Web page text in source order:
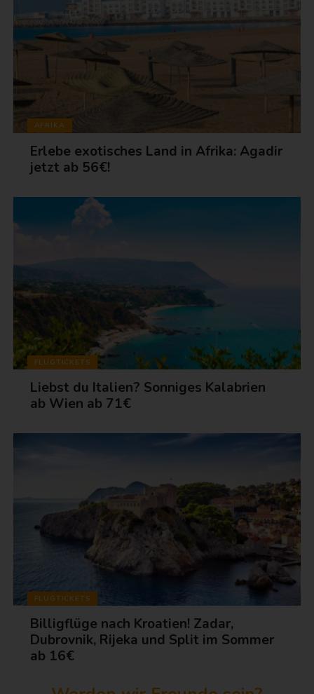
AFRIKA
Erlebe exotisches Land in Afrika: Agadir
jetzt ab 56€!
FLUGTICKETS
Liebst du Italien? Sonniges Kalabrien
ab Wien ab 71€
FLUGTICKETS
Billigflüge nach Kroatien! Zadar,
Dubrovnik, Rijeka und Split im Sommer
ab 16€